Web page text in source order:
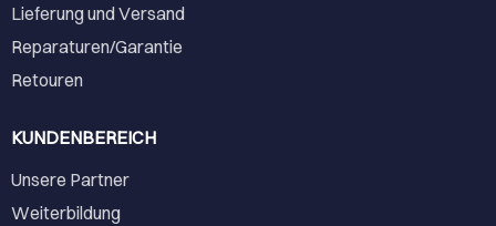
Lieferung und Versand
Reparaturen/Garantie
Retouren
KUNDENBEREICH
Unsere Partner
Weiterbildung